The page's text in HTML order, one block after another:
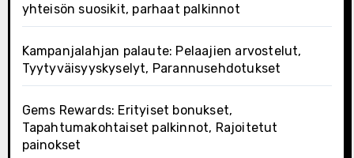
yhteisön suosikit, parhaat palkinnot
Kampanjalahjan palaute: Pelaajien arvostelut,
Tyytyväisyyskyselyt, Parannusehdotukset
Gems Rewards: Erityiset bonukset,
Tapahtumakohtaiset palkinnot, Rajoitetut
painokset